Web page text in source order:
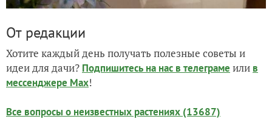
От редакции
Хотите каждый день получать полезные советы и
идеи для дачи? Подпишитесь на нас в телеграме или в
мессенджере Max!
Все вопросы о неизвестных растениях (13687)